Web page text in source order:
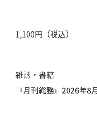
1,100円（税込）
雑誌・書籍
『月刊総務』2026年8